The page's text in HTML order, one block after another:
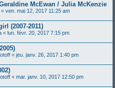
McEwan / Julia McKenzie
« ven. mai 12, 2017 11:25 am
(2007-2011)
« lun. févr. 20, 2017 7:15 pm
« jeu. janv. 26, 2017 1:40 pm
« mar. janv. 10, 2017 12:50 pm